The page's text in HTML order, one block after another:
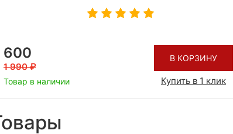
600
1 990
Товар в наличии
В КОРЗИНУ
Купить в 1 клик